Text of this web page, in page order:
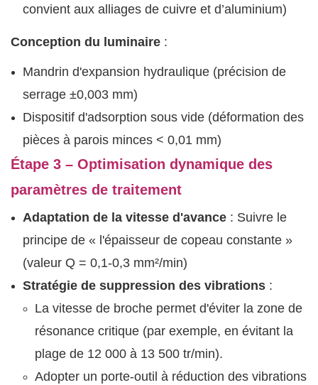
convient aux alliages de cuivre et d’aluminium)
Conception du luminaire :
Mandrin d'expansion hydraulique (précision de
serrage ±0,003 mm)
Dispositif d'adsorption sous vide (déformation des
pièces à parois minces < 0,01 mm)
Étape 3 – Optimisation dynamique des
paramètres de traitement
Adaptation de la vitesse d'avance: Suivre le
principe de « l'épaisseur de copeau constante »
(valeur Q = 0,1-0,3 mm²/min)
Stratégie de suppression des vibrations:
La vitesse de broche permet d'éviter la zone de
résonance critique (par exemple, en évitant la
plage de 12 000 à 13 500 tr/min).
Adopter un porte-outil à réduction des vibrations